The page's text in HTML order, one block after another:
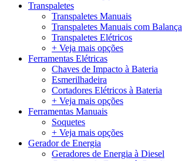
Transpaletes
Transpaletes Manuais
Transpaletes Manuais com Balança
Transpaletes Elétricos
+ Veja mais opções
Ferramentas Elétricas
Chaves de Impacto à Bateria
Esmerilhadeira
Cortadores Elétricos à Bateria
+ Veja mais opções
Ferramentas Manuais
Soquetes
+ Veja mais opções
Gerador de Energia
Geradores de Energia à Diesel